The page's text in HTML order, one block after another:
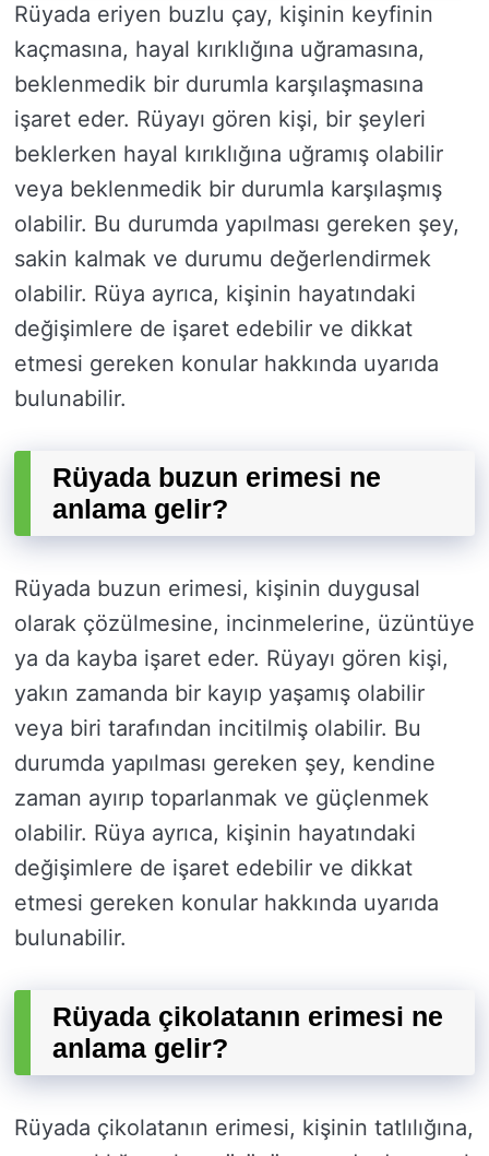
Rüyada eriyen buzlu çay, kişinin keyfinin
kaçmasına, hayal kırıklığına uğramasına,
beklenmedik bir durumla karşılaşmasına
işaret eder. Rüyayı gören kişi, bir şeyleri
beklerken hayal kırıklığına uğramış olabilir
veya beklenmedik bir durumla karşılaşmış
olabilir. Bu durumda yapılması gereken şey,
sakin kalmak ve durumu değerlendirmek
olabilir. Rüya ayrıca, kişinin hayatındaki
değişimlere de işaret edebilir ve dikkat
etmesi gereken konular hakkında uyarıda
bulunabilir.
Rüyada buzun erimesi ne
anlama gelir?
Rüyada buzun erimesi, kişinin duygusal
olarak çözülmesine, incinmelerine, üzüntüye
ya da kayba işaret eder. Rüyayı gören kişi,
yakın zamanda bir kayıp yaşamış olabilir
veya biri tarafından incitilmiş olabilir. Bu
durumda yapılması gereken şey, kendine
zaman ayırıp toparlanmak ve güçlenmek
olabilir. Rüya ayrıca, kişinin hayatındaki
değişimlere de işaret edebilir ve dikkat
etmesi gereken konular hakkında uyarıda
bulunabilir.
Rüyada çikolatanın erimesi ne
anlama gelir?
Rüyada çikolatanın erimesi, kişinin tatlılığına,